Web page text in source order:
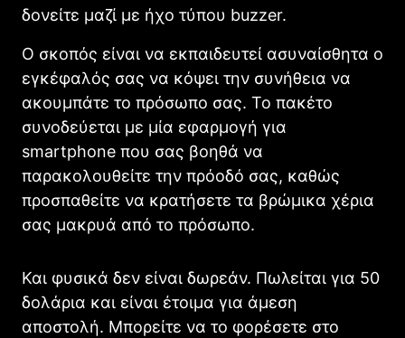
δονείτε μαζί με ήχο τύπου buzzer.
Ο σκοπός είναι να εκπαιδευτεί ασυναίσθητα ο
εγκέφαλός σας να κόψει την συνήθεια να
ακουμπάτε το πρόσωπο σας. Το πακέτο
συνοδεύεται με μία εφαρμογή για
smartphone που σας βοηθά να
παρακολουθείτε την πρόοδό σας, καθώς
προσπαθείτε να κρατήσετε τα βρώμικα χέρια
σας μακρυά από το πρόσωπο.
Και φυσικά δεν είναι δωρεάν. Πωλείται για 50
δολάρια και είναι έτοιμα για άμεση
αποστολή. Μπορείτε να το φορέσετε στο